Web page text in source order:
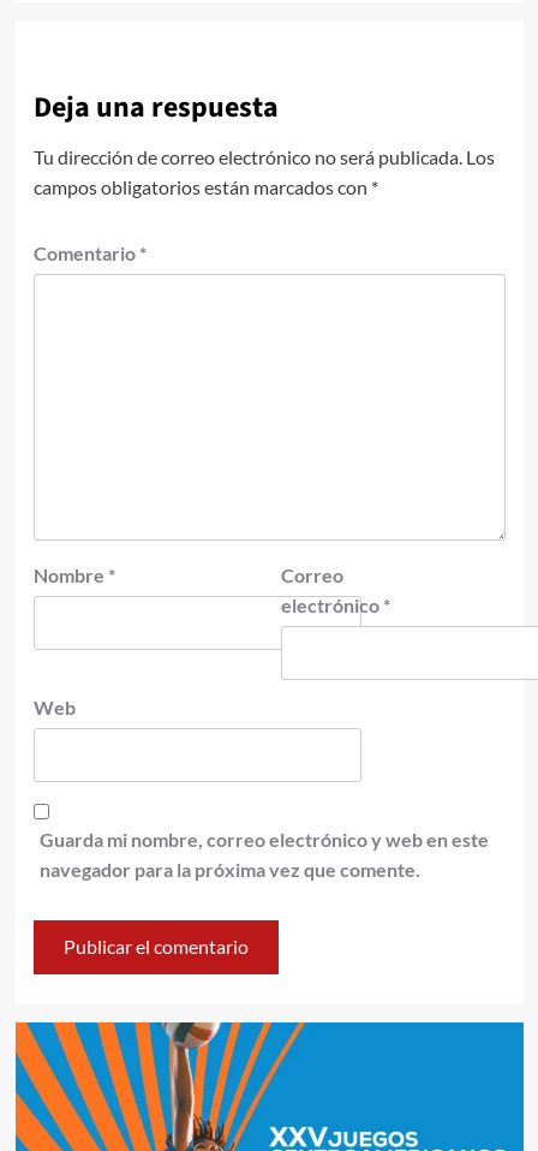
Deja una respuesta
Tu dirección de correo electrónico no será publicada. Los
campos obligatorios están marcados con *
Comentario *
Nombre *
Correo
electrónico *
Web
Guarda mi nombre, correo electrónico y web en este
navegador para la próxima vez que comente.